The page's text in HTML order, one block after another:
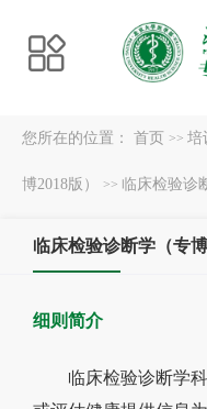
您所在的位置： 首页 >> 培
博2018版） >> 临床检验诊
临床检验诊断学（专博
细则简介
临床检验诊断学科